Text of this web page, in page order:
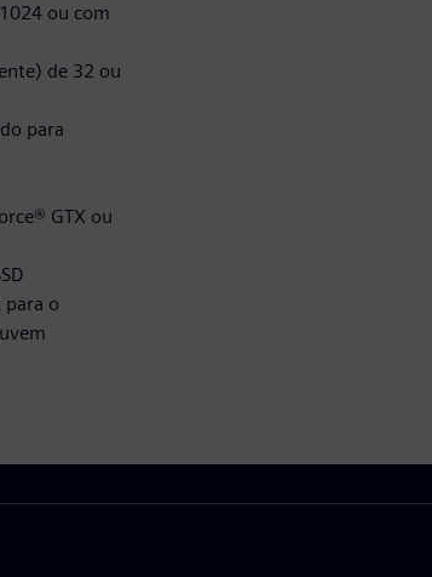
ou com
de 32 ou
para
GTX ou
para o